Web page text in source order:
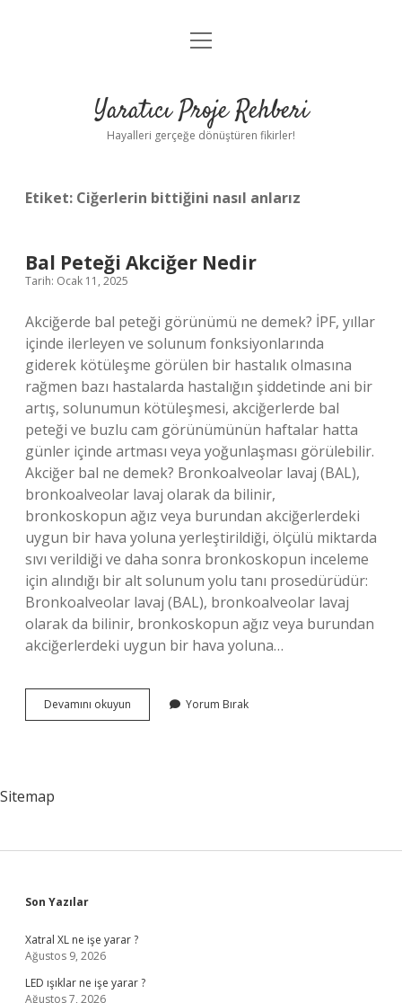
Anasayfa
Yasal Uyarı
menüyü
Yaratıcı Proje Rehberi
Hayalleri gerçeğe dönüştüren fikirler!
Etiket: Ciğerlerin bittiğini nasıl anlarız
Bal Peteği Akciğer Nedir
Tarih: Ocak 11, 2025
Akciğerde bal peteği görünümü ne demek? İPF, yıllar
içinde ilerleyen ve solunum fonksiyonlarında
giderek kötüleşme görülen bir hastalık olmasına
rağmen bazı hastalarda hastalığın şiddetinde ani bir
artış, solunumun kötüleşmesi, akciğerlerde bal
peteği ve buzlu cam görünümünün haftalar hatta
günler içinde artması veya yoğunlaşması görülebilir.
Akciğer bal ne demek? Bronkoalveolar lavaj (BAL),
bronkoalveolar lavaj olarak da bilinir,
bronkoskopun ağız veya burundan akciğerlerdeki
uygun bir hava yoluna yerleştirildiği, ölçülü miktarda
sıvı verildiği ve daha sonra bronkoskopun inceleme
için alındığı bir alt solunum yolu tanı prosedürüdür:
Bronkoalveolar lavaj (BAL), bronkoalveolar lavaj
olarak da bilinir, bronkoskopun ağız veya burundan
akciğerlerdeki uygun bir hava yoluna…
Devamını okuyun
Peteği
Yorum Bırak
Sitemap
Sidebar
Son Yazılar
Xatral XL ne işe yarar ?
Ağustos 9, 2026
LED ışıklar ne işe yarar ?
Ağustos 7, 2026